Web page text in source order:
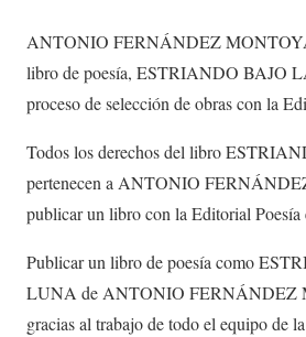
ANTONIO FERNÁNDEZ
libro de poesía, ESTRIANDO BAJO
proceso de selección de obras con la
Todos los derechos del libro
pertenecen a ANTONIO
publicar un libro con la Editorial Poesía
Publicar un libro de poesía como
LUNA de ANTONIO FERNÁNDEZ
gracias al trabajo de todo el equipo de